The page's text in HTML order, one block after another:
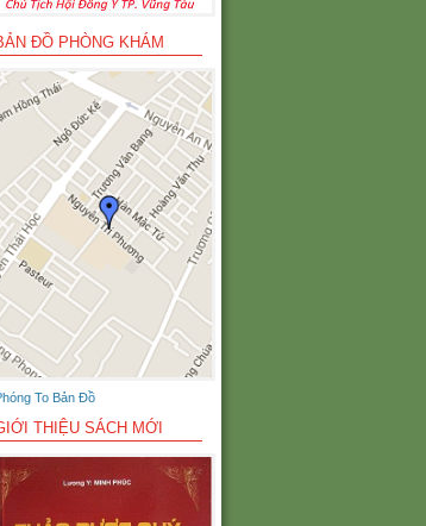
ĐỒ PHÒNG KHÁM
To Bản Đồ
THIỆU SÁCH MỚI